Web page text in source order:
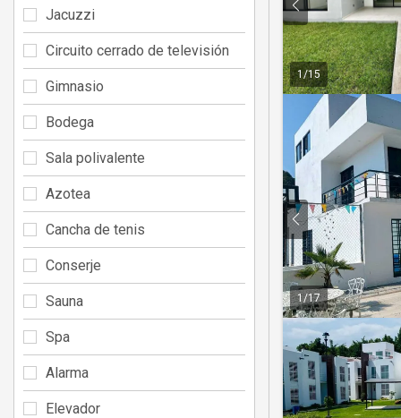
1/15
1/17
Jacuzzi
Circuito cerrado de televisión
Gimnasio
Bodega
Sala polivalente
Azotea
Cancha de tenis
Conserje
Sauna
Spa
Alarma
Elevador